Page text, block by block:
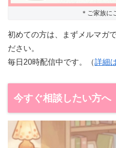
＊ご家族に
初めての方は、まずメルマガ
ださい。
毎日20時配信中です。（詳細
今すぐ相談したい方へ